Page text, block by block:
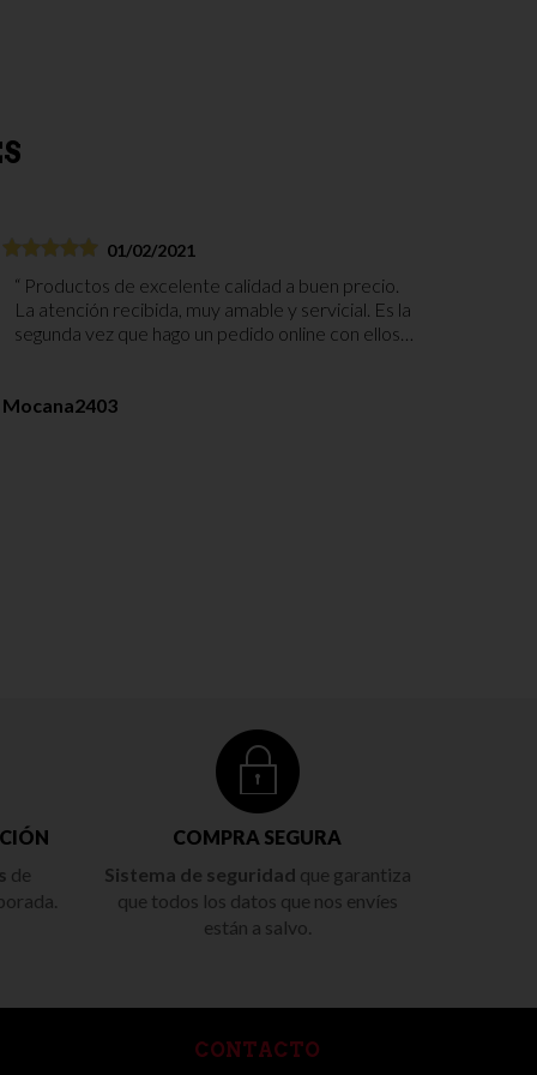
01/02/2021
La atención recibida, muy amable y servicial. Es la
segunda vez que hago un pedido online con ellos y
Mocana2403
de
COMPRA SEGURA
Sistema de seguridad que garantiza
que todos los datos que nos envíes
están a salvo.
CONTACTO